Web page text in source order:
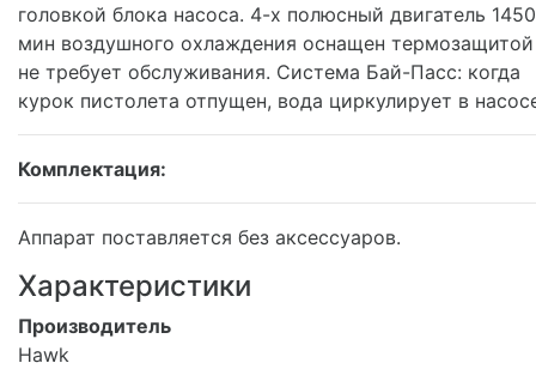
головкой блока насоса. 4-х полюсный двигатель
мин воздушного охлаждения оснащен
не требует обслуживания. Система Бай-Пасс: когда
курок пистолета отпущен, вода циркулирует в
Комплектация:
Аппарат поставляется без аксессуаров.
Характеристики
Производитель
Hawk